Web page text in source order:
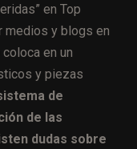
en Top
medios y blogs en
en un
y piezas
de
de las
dudas sobre